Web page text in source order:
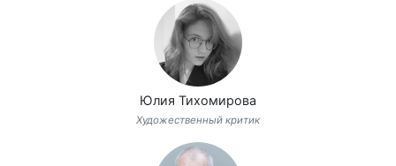
Юлия Тихомирова
Художественный критик